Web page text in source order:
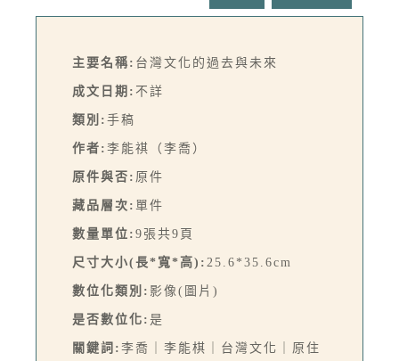
主要名稱: 台灣文化的過去與未來
成文日期: 不詳
類別: 手稿
作者: 李能祺（李喬）
原件與否: 原件
藏品層次: 單件
數量單位: 9張共9頁
尺寸大小(長*寬*高): 25.6*35.6cm
數位化類別: 影像(圖片)
是否數位化: 是
關鍵詞: 李喬｜李能棋｜台灣文化｜原住